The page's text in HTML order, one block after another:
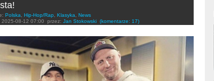
Polska Hip-Hop/Rap Klasyka
News
2025-08-12 07:00 przez: Jan Stokowski (komentarze: 17)